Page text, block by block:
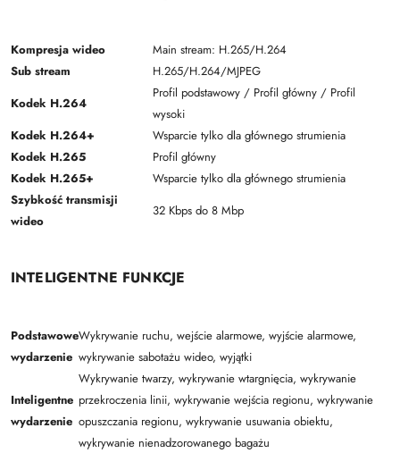
Kompresja wideo
Main stream: H.265/H.264
Sub stream
H.265/H.264/MJPEG
Kodek H.264
Profil podstawowy / Profil główny / Profil
wysoki
Kodek H.264+
Wsparcie tylko dla głównego strumienia
Kodek H.265
Profil główny
Kodek H.265+
Wsparcie tylko dla głównego strumienia
Szybkość transmisji
wideo
32 Kbps do 8 Mbp
INTELIGENTNE FUNKCJE
Podstawowe
wydarzenie
Wykrywanie ruchu, wejście alarmowe, wyjście alarmowe,
wykrywanie sabotażu wideo, wyjątki
Inteligentne
wydarzenie
Wykrywanie twarzy, wykrywanie wtargnięcia, wykrywanie
przekroczenia linii, wykrywanie wejścia regionu, wykrywanie
opuszczania regionu, wykrywanie usuwania obiektu,
wykrywanie nienadzorowanego bagażu